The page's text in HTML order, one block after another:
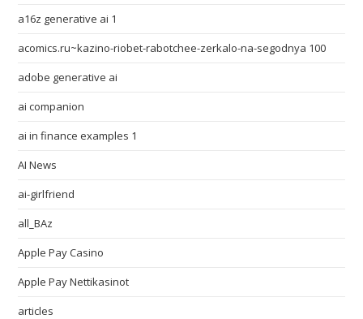
a16z generative ai 1
acomics.ru~kazino-riobet-rabotchee-zerkalo-na-segodnya 100
adobe generative ai
ai companion
ai in finance examples 1
AI News
ai-girlfriend
all_BAz
Apple Pay Casino
Apple Pay Nettikasinot
articles